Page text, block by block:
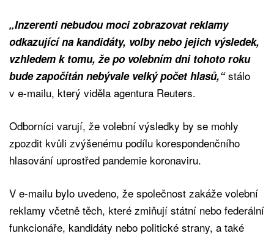
„Inzerenti nebudou moci zobrazovat reklamy
odkazující na kandidáty, volby nebo jejich výsledek,
vzhledem k tomu, že po volebním dni tohoto roku
bude započítán nebývale velký počet hlasů,“ stálo
v e-mailu, který viděla agentura Reuters.
Odborníci varují, že volební výsledky by se mohly
zpozdit kvůli zvýšenému podílu korespondenčního
hlasování uprostřed pandemie koronaviru.
V e-mailu bylo uvedeno, že společnost zakáže volební
reklamy včetně těch, které zmiňují státní nebo federální
funkcionáře, kandidáty nebo politické strany, a také